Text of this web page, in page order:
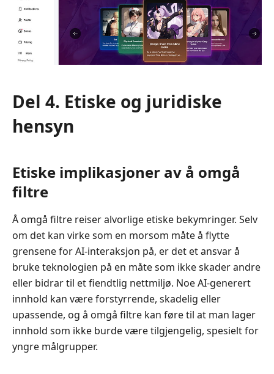
Del 4. Etiske og juridiske
hensyn
Etiske implikasjoner av å omgå
filtre
Å omgå filtre reiser alvorlige etiske bekymringer. Selv
om det kan virke som en morsom måte å flytte
grensene for AI-interaksjon på, er det et ansvar å
bruke teknologien på en måte som ikke skader andre
eller bidrar til et fiendtlig nettmiljø. Noe AI-generert
innhold kan være forstyrrende, skadelig eller
upassende, og å omgå filtre kan føre til at man lager
innhold som ikke burde være tilgjengelig, spesielt for
yngre målgrupper.